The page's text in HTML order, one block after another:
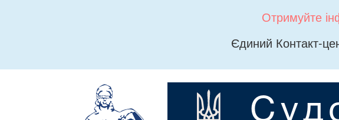
Отримуйте
Єдиний Контакт-